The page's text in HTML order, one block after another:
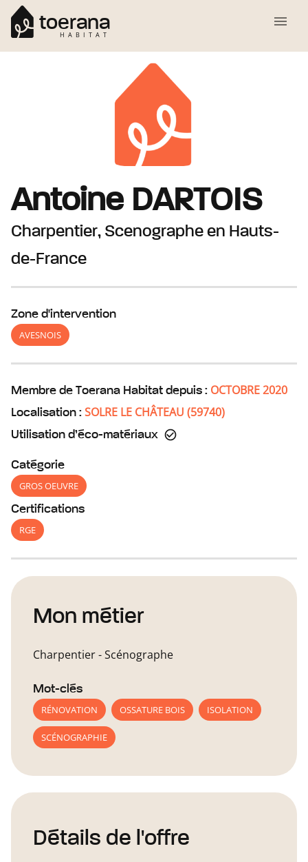
toerana
HABITAT
Antoine DARTOIS
Charpentier, Scenographe en Hauts-
de-France
Zone d'intervention
AVESNOIS
Membre de Toerana Habitat depuis : OCTOBRE 2020
Localisation : SOLRE LE CHÂTEAU (59740)
Utilisation d’éco-matériaux
Catégorie
GROS OEUVRE
Certifications
RGE
Mon métier
Charpentier - Scénographe
Mot-clés
RÉNOVATION
OSSATURE BOIS ISOLATION
SCÉNOGRAPHIE
Détails de l'offre